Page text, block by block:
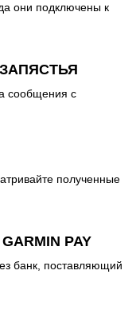
они подключены к
сообщения с
полученные
PAY
банк, поставляющий